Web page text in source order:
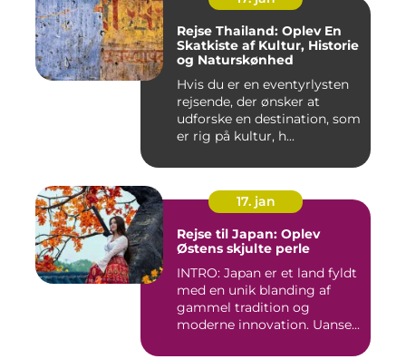
Rejse Thailand: Oplev En
Skatkiste af Kultur, Historie
og Naturskønhed
Hvis du er en eventyrlysten
rejsende, der ønsker at
udforske en destination, som
er rig på kultur, h...
17. jan
Rejse til Japan: Oplev
Østens skjulte perle
INTRO: Japan er et land fyldt
med en unik blanding af
gammel tradition og
moderne innovation. Uanse...